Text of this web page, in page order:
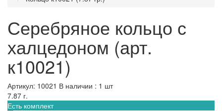
Серебряное кольцо с
халцедоном (арт.
к10021)
Артикул: 10021 В наличии : 1 шт
7.87 г.
Есть комплект